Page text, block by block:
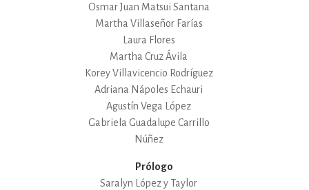
Osmar Juan Matsui Santana
Martha Villaseñor Farías
Laura Flores
Martha Cruz Ávila
Korey Villavicencio Rodríguez
Adriana Nápoles Echauri
Agustín Vega López
Gabriela Guadalupe Carrillo
Núñez
Prólogo
Saralyn López y Taylor